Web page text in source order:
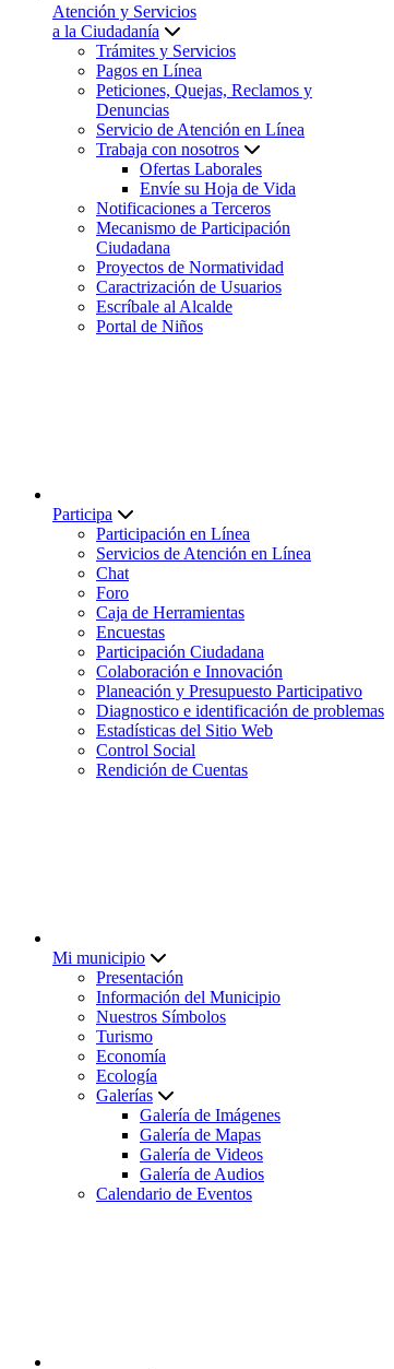
Atención y Servicios
a la Ciudadanía
Trámites y Servicios
Pagos en Línea
Peticiones, Quejas, Reclamos y
Denuncias
Servicio de Atención en Línea
Trabaja con nosotros
Ofertas Laborales
Envíe su Hoja de Vida
Notificaciones a Terceros
Mecanismo de Participación
Ciudadana
Proyectos de Normatividad
Caractrización de Usuarios
Escríbale al Alcalde
Portal de Niños
Participa
Participación en Línea
Servicios de Atención en Línea
Chat
Foro
Caja de Herramientas
Encuestas
Participación Ciudadana
Colaboración e Innovación
Planeación y Presupuesto Participativo
Diagnostico e identificación de problemas
Estadísticas del Sitio Web
Control Social
Rendición de Cuentas
Mi municipio
Presentación
Información del Municipio
Nuestros Símbolos
Turismo
Economía
Ecología
Galerías
Galería de Imágenes
Galería de Mapas
Galería de Videos
Galería de Audios
Calendario de Eventos